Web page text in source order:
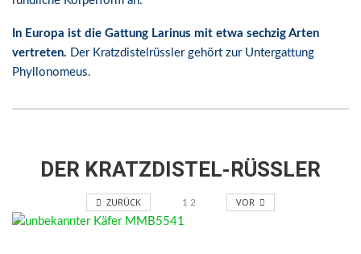
In Europa ist die Gattung Larinus mit etwa sechzig Arten
vertreten. Der Kratzdistelrüssler gehört zur Untergattung
Phyllonomeus.
DER KRATZDISTEL-RÜSSLER
ZURÜCK 1 2 VOR